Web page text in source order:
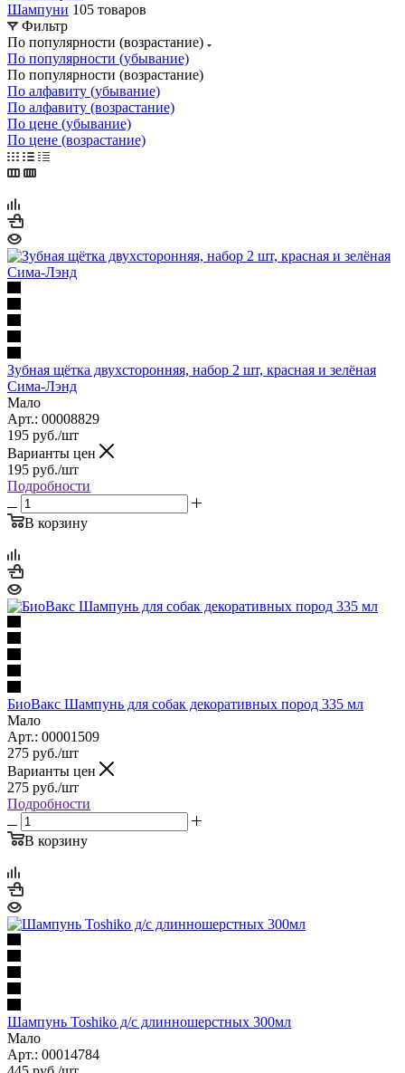
Шампуни 105 товаров
Фильтр
По популярности (возрастание)
По популярности (убывание)
По популярности (возрастание)
По алфавиту (убывание)
По алфавиту (возрастание)
По цене (убывание)
По цене (возрастание)
Зубная щётка двухсторонняя, набор 2 шт, красная и зелёная
Сима-Лэнд
Мало
Арт.: 00008829
195 руб./шт
Варианты цен
195 руб./шт
Подробности
В корзину
БиоВакс Шампунь для собак декоративных пород 335 мл
Мало
Арт.: 00001509
275 руб./шт
Варианты цен
275 руб./шт
Подробности
В корзину
Шампунь Toshiko д/с длинношерстных 300мл
Мало
Арт.: 00014784